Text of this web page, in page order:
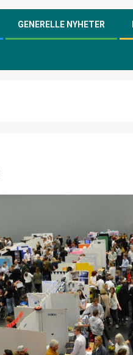
GENERELLE NYHETER